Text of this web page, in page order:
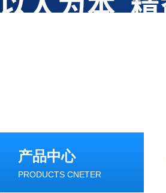
产品中心
PRODUCTS CNETER